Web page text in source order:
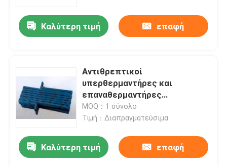
Καλύτερη τιμή επαφή
Αντιθρεπτικοί
υπερθερμαντήρες και
επαναθερμαντήρες
εξοικονόμηση ενέργειας στα
θερμικά εργοστάσια
MOQ：1 σύνολο
Τιμή：Διαπραγματεύσιμα
Καλύτερη τιμή επαφή